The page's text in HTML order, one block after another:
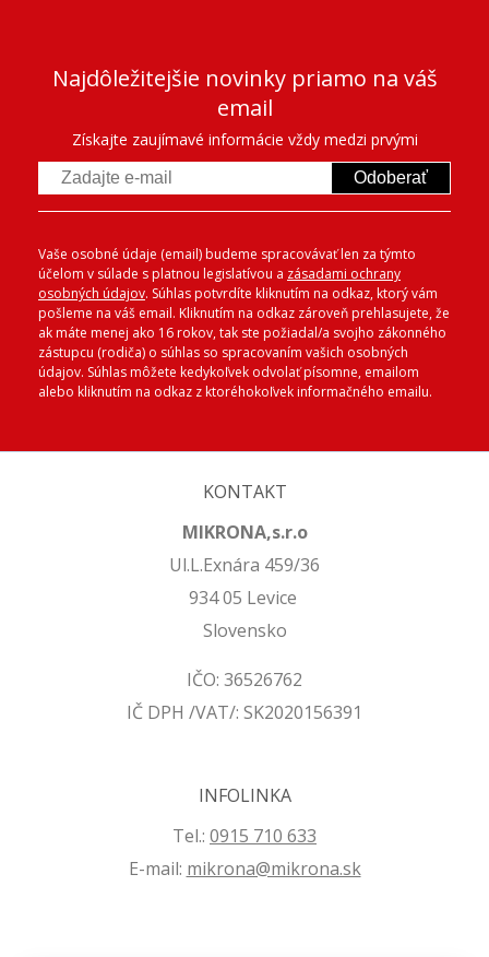
Najdôležitejšie novinky priamo na váš
email
Získajte zaujímavé informácie vždy medzi prvými
Odoberať
Vaše osobné údaje (email) budeme spracovávať len za týmto
účelom v súlade s platnou legislatívou a zásadami ochrany
osobných údajov. Súhlas potvrdíte kliknutím na odkaz, ktorý vám
pošleme na váš email. Kliknutím na odkaz zároveň prehlasujete, že
ak máte menej ako 16 rokov, tak ste požiadal/a svojho zákonného
zástupcu (rodiča) o súhlas so spracovaním vašich osobných
údajov. Súhlas môžete kedykoľvek odvolať písomne, emailom
alebo kliknutím na odkaz z ktoréhokoľvek informačného emailu.
KONTAKT
MIKRONA,s.r.o
Ul.L.Exnára 459/36
934 05 Levice
Slovensko
IČO: 36526762
IČ DPH /VAT/: SK2020156391
INFOLINKA
Tel.: 0915 710 633
E-mail: mikrona@mikrona.sk